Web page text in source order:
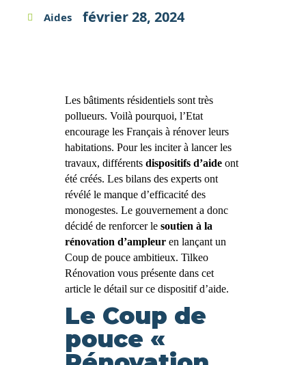
Aides février 28, 2024
Les bâtiments résidentiels sont très
pollueurs. Voilà pourquoi, l’Etat
encourage les Français à rénover leurs
habitations. Pour les inciter à lancer les
travaux, différents dispositifs d’aide ont
été créés. Les bilans des experts ont
révélé le manque d’efficacité des
monogestes. Le gouvernement a donc
décidé de renforcer le soutien à la
rénovation d’ampleur en lançant un
Coup de pouce ambitieux. Tilkeo
Rénovation vous présente dans cet
article le détail sur ce dispositif d’aide.
Le Coup de
pouce «